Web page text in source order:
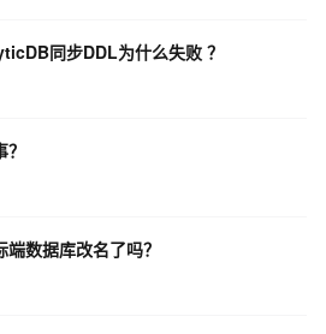
同步DDL为什么失败 ？
数据库改名了吗？